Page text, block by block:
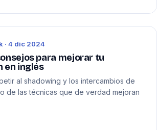
· 4 dic 2024
para mejorar tu
en inglés
al shadowing y los intercambios de
de las técnicas que de verdad mejoran